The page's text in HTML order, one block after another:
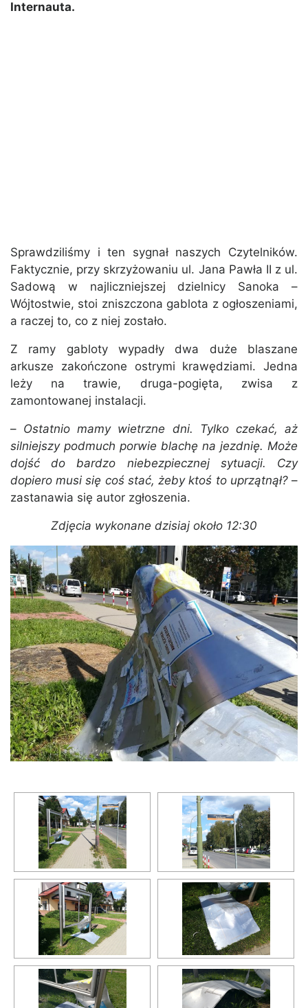
Internauta.
Sprawdziliśmy i ten sygnał naszych Czytelników.
Faktycznie, przy skrzyżowaniu ul. Jana Pawła II z ul.
Sadową w najliczniejszej dzielnicy Sanoka –
Wójtostwie, stoi zniszczona gablota z ogłoszeniami,
a raczej to, co z niej zostało.
Z ramy gabloty wypadły dwa duże blaszane
arkusze zakończone ostrymi krawędziami. Jedna
leży na trawie, druga-pogięta, zwisa z
zamontowanej instalacji.
– Ostatnio mamy wietrzne dni. Tylko czekać, aż
silniejszy podmuch porwie blachę na jezdnię. Może
dojść do bardzo niebezpiecznej sytuacji. Czy
dopiero musi się coś stać, żeby ktoś to uprzątnął?–
zastanawia się autor zgłoszenia.
Zdjęcia wykonane dzisiaj około 12:30